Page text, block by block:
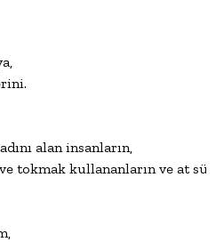
alan insanların,
tokmak kullananların ve at